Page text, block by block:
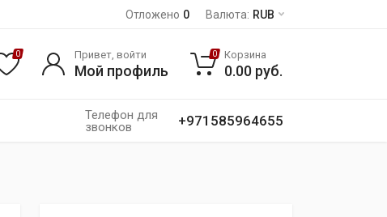
Отложено 0 Валюта: RUB
Телефон для
звонков
+971585964655
0 Привет, войти
Мой профиль
0 Корзина
0.00 руб.